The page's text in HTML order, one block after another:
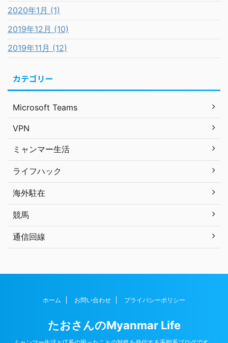
2020年1月 (1)
2019年12月 (10)
2019年11月 (12)
カテゴリー
Microsoft Teams
VPN
ミャンマー生活
ライフハック
海外駐在
競馬
通信回線
ホーム お問い合わせ プライバシーポリシー
たおさんのMyanmar Life